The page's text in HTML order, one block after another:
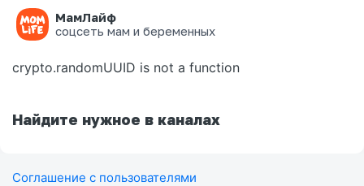
МамЛайф
соцсеть мам и беременных
Ошибка на странице
crypto.randomUUID is not a function
Найдите нужное в каналах
Соглашение с пользователями